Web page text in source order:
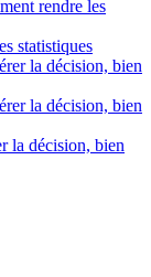
rendre les
statistiques
la décision, bien
la décision, bien
la décision, bien